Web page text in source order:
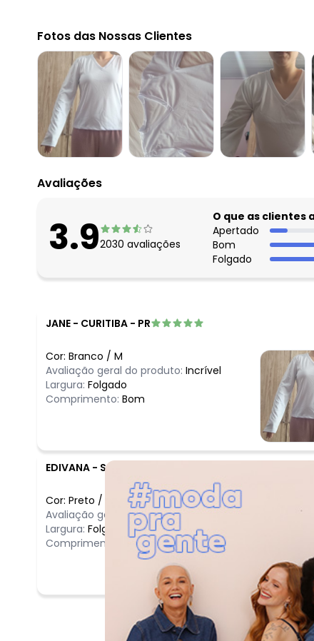
Fotos das Nossas Clientes
Avaliações
3.92030 avaliações
O que as clientes
Apertado
Bom
Folgado
JANE - CURITIBA - PR
Cor: Branco / M
Avaliação geral do produto: Incrível
Largura: Folgado
Comprimento: Bom
EDIVANA - SAO JOSE - SC
Cor: Preto /
Avaliação geral do produto:
Largura: Folgado
Comprimento:
Bom